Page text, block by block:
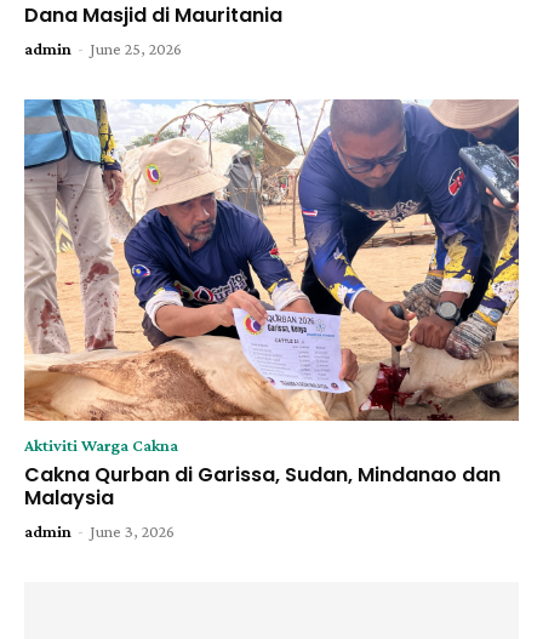
Dana Masjid di Mauritania
admin - June 25, 2026
Aktiviti Warga Cakna
Cakna Qurban di Garissa, Sudan, Mindanao dan
Malaysia
admin - June 3, 2026